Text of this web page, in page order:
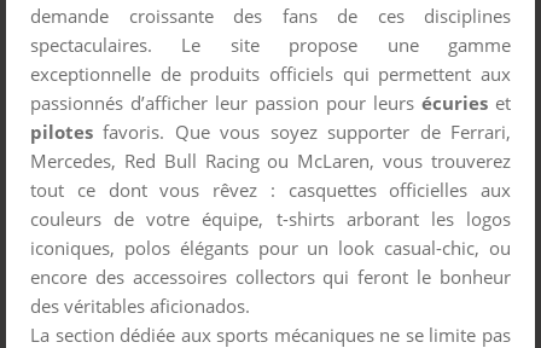
demande croissante des fans de ces disciplines
spectaculaires. Le site propose une gamme
exceptionnelle de produits officiels qui permettent aux
passionnés d’afficher leur passion pour leurs écuries et
pilotes favoris. Que vous soyez supporter de Ferrari,
Mercedes, Red Bull Racing ou McLaren, vous trouverez
tout ce dont vous rêvez : casquettes officielles aux
couleurs de votre équipe, t-shirts arborant les logos
iconiques, polos élégants pour un look casual-chic, ou
encore des accessoires collectors qui feront le bonheur
des véritables aficionados.
La section dédiée aux sports mécaniques ne se limite pas